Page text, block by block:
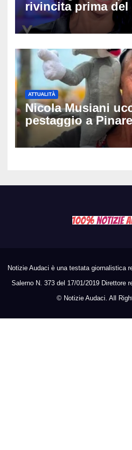
rivincita prima del
carriera: «Mi
raccomandata e
ATTUALITÀ
Nicola Musiani
pestaggio a
quattro giovani:
dopo video,
Notizie Audaci è una testata giornalistica
Salerno N. 373 del 17/01/2019 Direttore
© Notizie Audaci. All